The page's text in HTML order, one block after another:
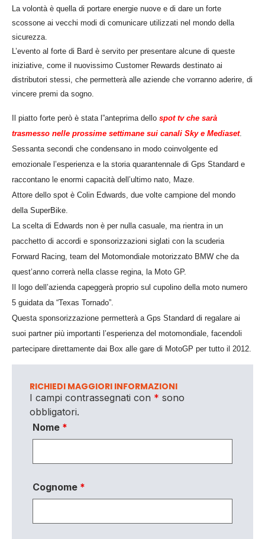
La volontà è quella di portare energie nuove e di dare un forte
scossone ai vecchi modi di comunicare utilizzati nel mondo della
sicurezza.
L’evento al forte di Bard è servito per presentare alcune di queste
iniziative, come il nuovissimo Customer Rewards destinato ai
distributori stessi, che permetterà alle aziende che vorranno aderire, di
vincere premi da sogno.
Il piatto forte però è stata l”anteprima dello spot tv che sarà
trasmesso nelle prossime settimane sui canali Sky e Mediaset.
Sessanta secondi che condensano in modo coinvolgente ed
emozionale l’esperienza e la storia quarantennale di Gps Standard e
raccontano le enormi capacità dell’ultimo nato, Maze.
Attore dello spot è Colin Edwards, due volte campione del mondo
della SuperBike.
La scelta di Edwards non è per nulla casuale, ma rientra in un
pacchetto di accordi e sponsorizzazioni siglati con la scuderia
Forward Racing, team del Motomondiale motorizzato BMW che da
quest’anno correrà nella classe regina, la Moto GP.
Il logo dell’azienda capeggerà proprio sul cupolino della moto numero
5 guidata da “Texas Tornado”.
Questa sponsorizzazione permetterà a Gps Standard di regalare ai
suoi partner più importanti l’esperienza del motomondiale, facendoli
partecipare direttamente dai Box alle gare di MotoGP per tutto il 2012.
RICHIEDI MAGGIORI INFORMAZIONI
I campi contrassegnati con * sono
obbligatori.
Nome *
Cognome *